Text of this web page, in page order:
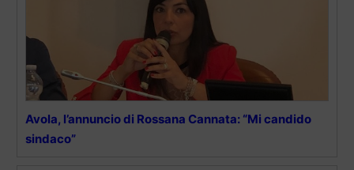
Avola, l’annuncio di Rossana Cannata: “Mi candido
sindaco”